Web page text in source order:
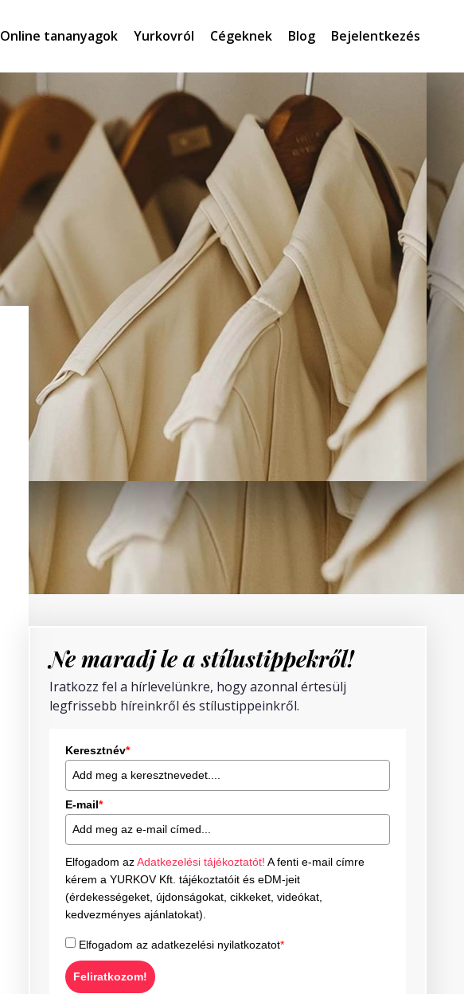
Online tananyagok Yurkovról Cégeknek Blog Bejelentkezés
Ne maradj le a stílustippekről!
Iratkozz fel a hírlevelünkre, hogy azonnal értesülj
legfrissebb híreinkről és stílustippeinkről.
Keresztnév*
E-mail*
Elfogadom azAdatkezelési tájékoztatót! A fenti e-mail címre
kérem a YURKOV Kft. tájékoztatóit és eDM-jeit
(érdekességeket, újdonságokat, cikkeket, videókat,
kedvezményes ajánlatokat).
Elfogadom az adatkezelési nyilatkozatot*
Feliratkozom!